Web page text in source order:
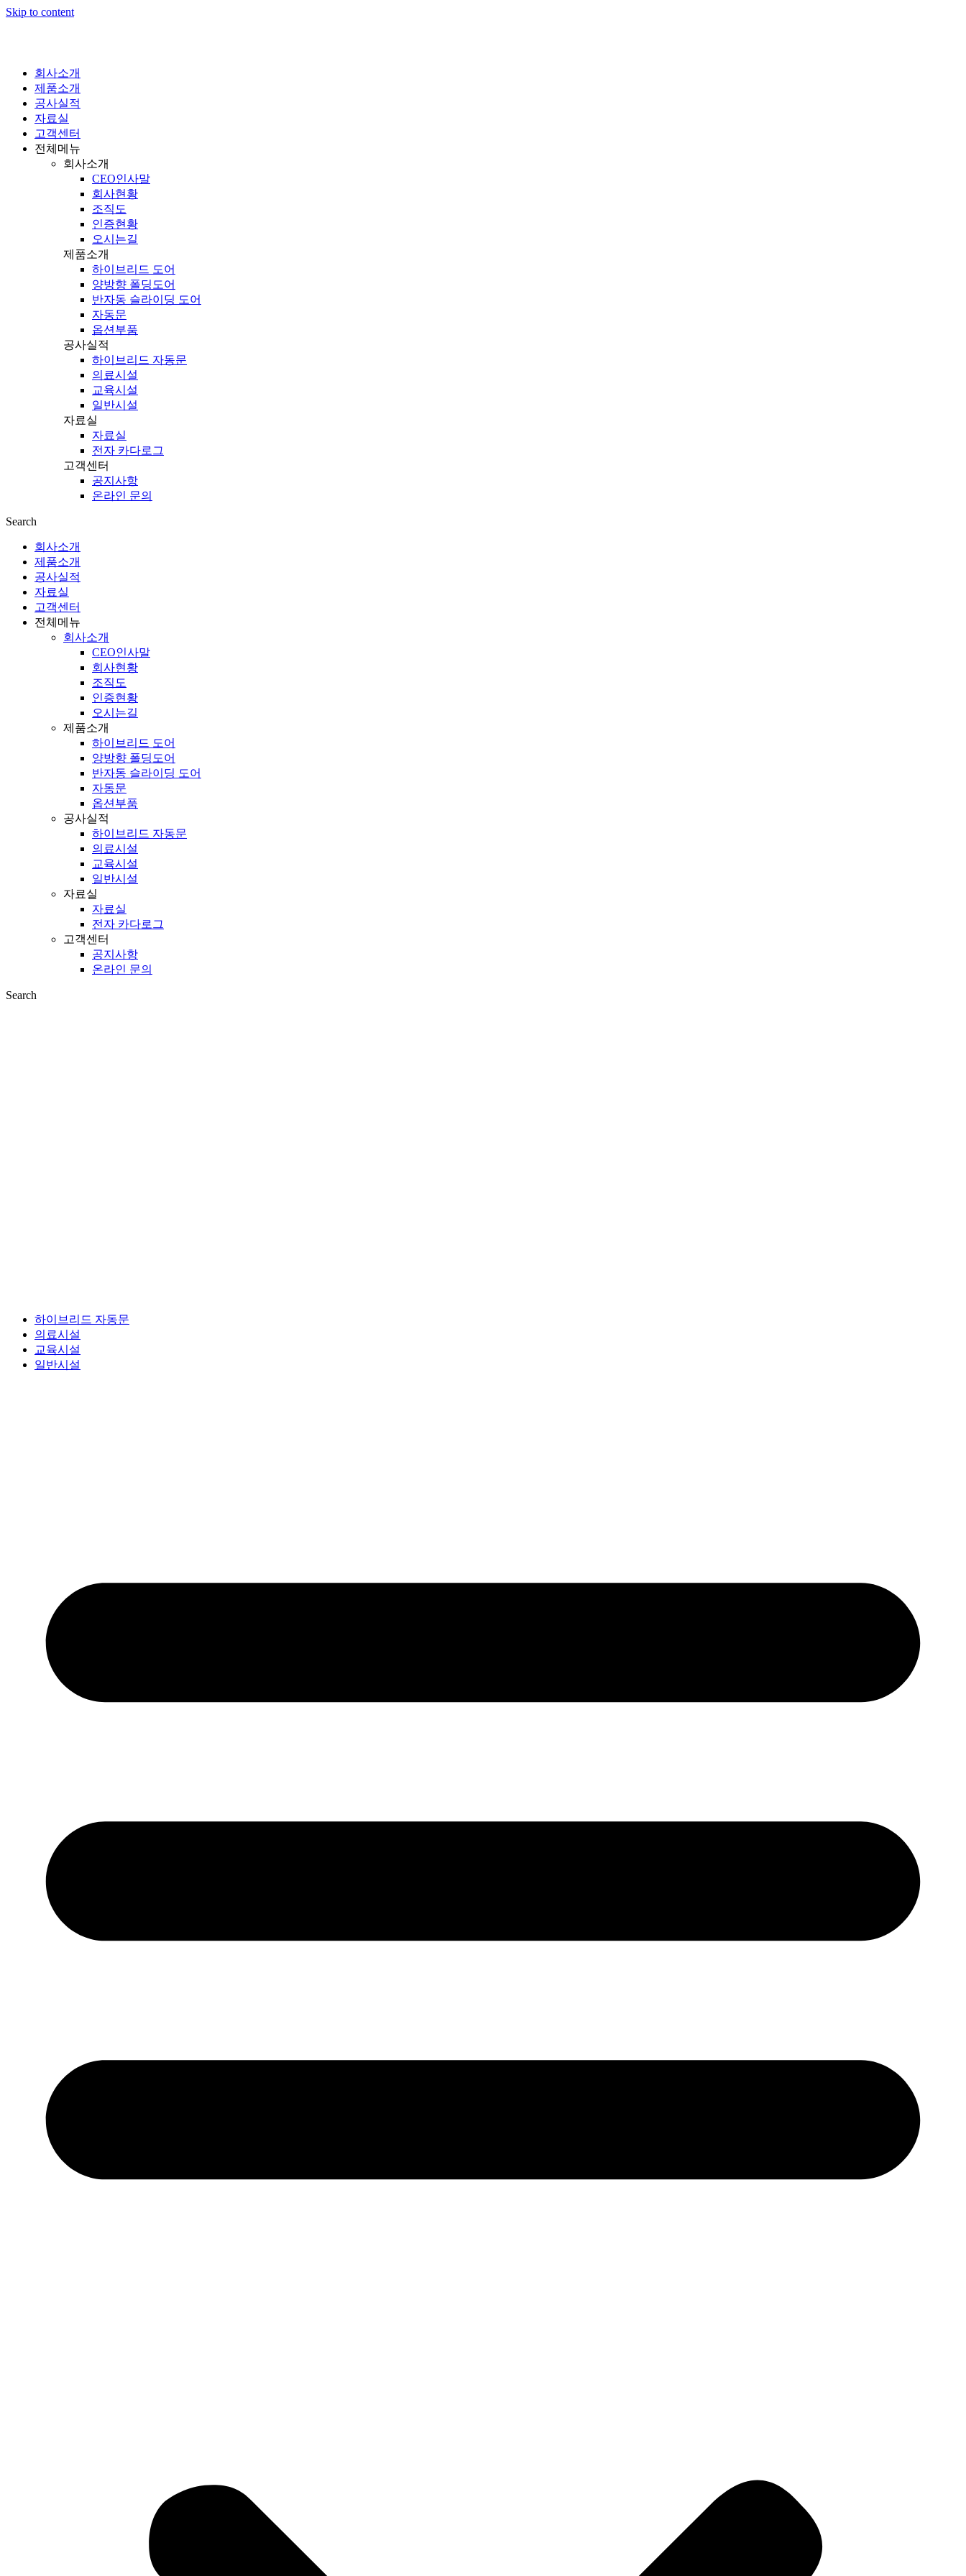
Skip to content
회사소개
제품소개
공사실적
자료실
고객센터
전체메뉴
회사소개
CEO인사말
회사현황
조직도
인증현황
오시는길
제품소개
하이브리드 도어
양방향 폴딩도어
반자동 슬라이딩 도어
자동문
옵션부품
공사실적
하이브리드 자동문
의료시설
교육시설
일반시설
자료실
자료실
전자 카다로그
고객센터
공지사항
온라인 문의
Search
회사소개
제품소개
공사실적
자료실
고객센터
전체메뉴
회사소개
CEO인사말
회사현황
조직도
인증현황
오시는길
제품소개
하이브리드 도어
양방향 폴딩도어
반자동 슬라이딩 도어
자동문
옵션부품
공사실적
하이브리드 자동문
의료시설
교육시설
일반시설
자료실
자료실
전자 카다로그
고객센터
공지사항
온라인 문의
Search
하이브리드 자동문
의료시설
교육시설
일반시설